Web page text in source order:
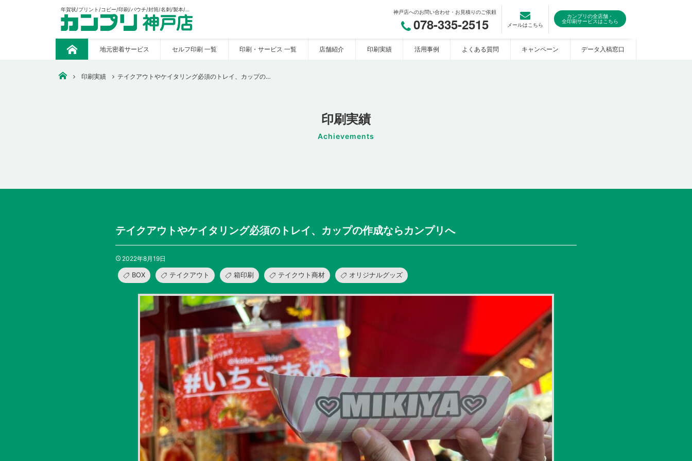
神戸店へのお問い合わせ・お見積りのご依頼
078-335-2515 メールはこちら
カンプリの全店舗・
全印刷サービスはこちら
ト
プ
地元密着サービス セルフ印刷 一覧 印刷・サービス 一覧 店舗紹介 印刷実績 活用事例 よくある質問 キャンペーン データ入稿窓口
三宮、元町で安いコピー・印刷なら【カンプリ神戸店】
印刷実績 テイクアウトやケイタリング必須のトレイ、カップの作成ならカンプリへ
印刷実績
Achievements
テイクアウトやケイタリング必須のトレイ、カップの作成ならカンプリへ
2022年8月19日
BOX テイクアウト 箱印刷 テイクウト商材 オリジナルグッズ